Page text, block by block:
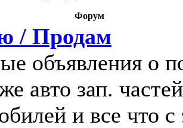
Форум
/ Продам
объявления о
авто зап.
и все что с